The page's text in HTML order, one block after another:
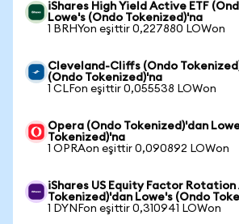
iShares High Yield Active ETF
Lowe's (Ondo Tokenized)'na
1 BRHYon eşittir 0,227880 LOWon
Cleveland-Cliffs (Ondo
(Ondo Tokenized)'na
1 CLFon eşittir 0,055538 LOWon
Opera (Ondo Tokenized)'dan
Tokenized)'na
1 OPRAon eşittir 0,090892 LOWon
iShares US Equity Factor Rotation
Tokenized)'dan Lowe's (Ondo
1 DYNFon eşittir 0,310941 LOWon